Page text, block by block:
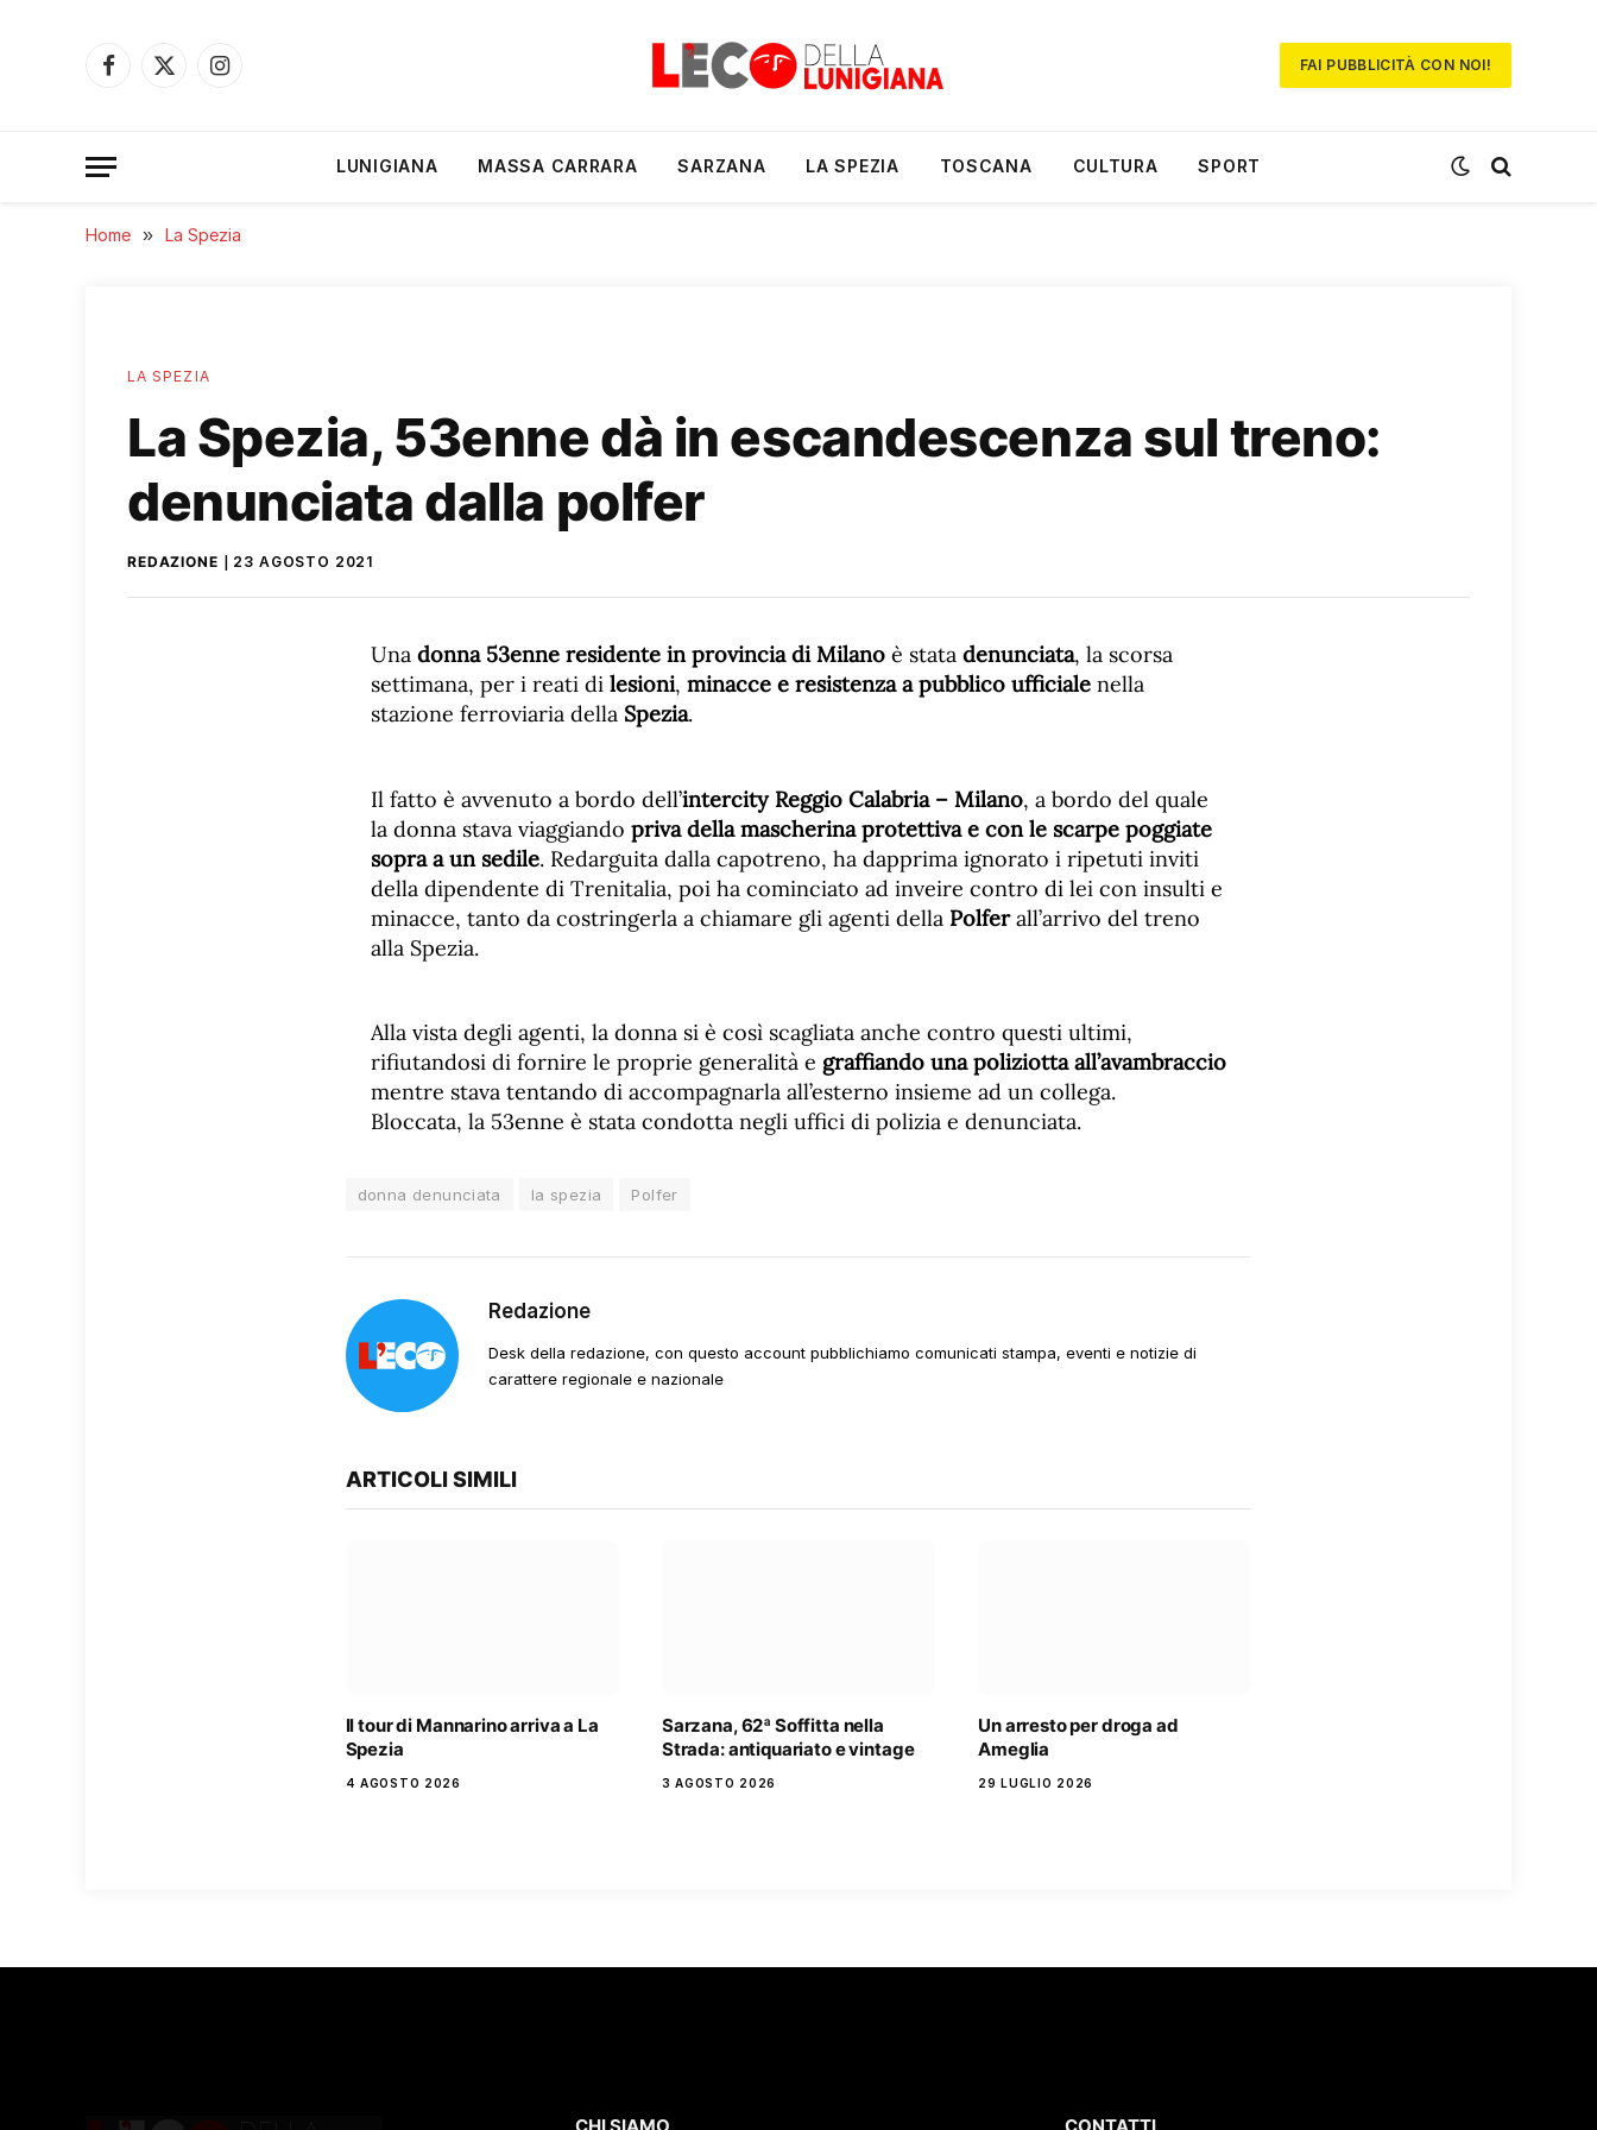
Facebook
X
Instagram
FAI PUBBLICITÀ CON NOI!
LUNIGIANA MASSA CARRARA SARZANA LA SPEZIA TOSCANA CULTURA SPORT
Home » La Spezia
LA SPEZIA
La Spezia, 53enne dà in escandescenza sul treno:
denunciata dalla polfer
REDAZIONE 23 AGOSTO 2021
Una donna 53enne residente in provincia di Milano è stata denunciata, la scorsa
settimana, per i reati di lesioni, minacce e resistenza a pubblico ufficiale nella
stazione ferroviaria della Spezia.
Il fatto è avvenuto a bordo dell’intercity Reggio Calabria – Milano, a bordo del quale
la donna stava viaggiando priva della mascherina protettiva e con le scarpe poggiate
sopra a un sedile. Redarguita dalla capotreno, ha dapprima ignorato i ripetuti inviti
della dipendente di Trenitalia, poi ha cominciato ad inveire contro di lei con insulti e
minacce, tanto da costringerla a chiamare gli agenti della Polferall’arrivo del treno
alla Spezia.
Alla vista degli agenti, la donna si è così scagliata anche contro questi ultimi,
rifiutandosi di fornire le proprie generalità e graffiando una poliziotta all’avambraccio
mentre stava tentando di accompagnarla all’esterno insieme ad un collega.
Bloccata, la 53enne è stata condotta negli uffici di polizia e denunciata.
donna denunciata la spezia Polfer
Redazione
Desk della redazione, con questo account pubblichiamo comunicati stampa, eventi e notizie di
carattere regionale e nazionale
ARTICOLI SIMILI
Il tour di Mannarino arriva a La
Spezia
4 AGOSTO 2026
Sarzana, 62ª Soffitta nella
Strada: antiquariato e vintage
3 AGOSTO 2026
Un arresto per droga ad
Ameglia
29 LUGLIO 2026